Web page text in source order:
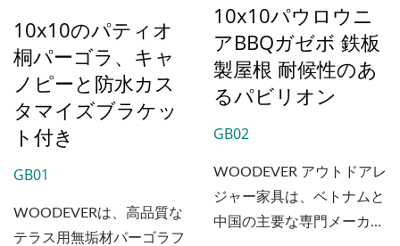
10x10のパティオ
桐パーゴラ、キャ
ノピーと防水カス
タマイズブラケッ
ト付き
GB01
WOODEVERは、高品質な
テラス用無垢材パーゴラフ
10x10パウロウニ
アBBQガゼボ 鉄板
製屋根 耐候性のあ
るパビリオン
GB02
WOODEVER アウトドアレ
ジャー家具は、ベトナムと
中国の主要な専門メーカー